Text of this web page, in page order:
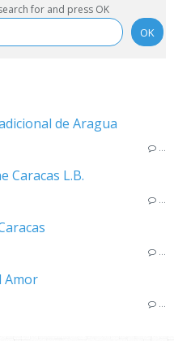
de Aragua
…
Caracas L.B.
…
…
Amor
…
for and press OK